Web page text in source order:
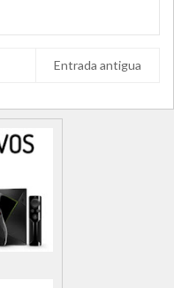
Entrada antigua